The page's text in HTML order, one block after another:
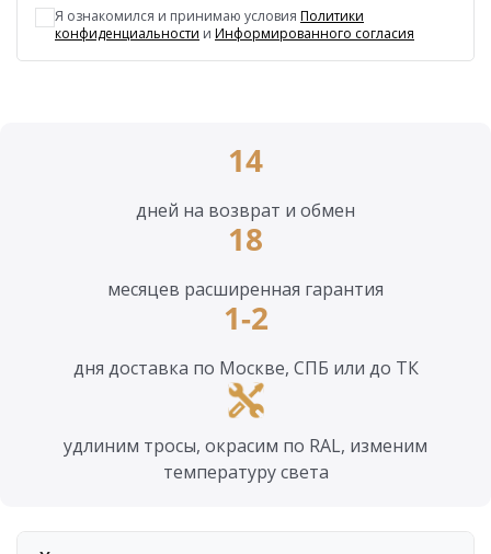
Я ознакомился и принимаю условия Политики
конфиденциальности и Информированного согласия
14
дней на возврат и обмен
18
месяцев расширенная гарантия
1-2
дня доставка по Москве, СПБ или до ТК
удлиним тросы, окрасим по RAL, изменим
температуру света